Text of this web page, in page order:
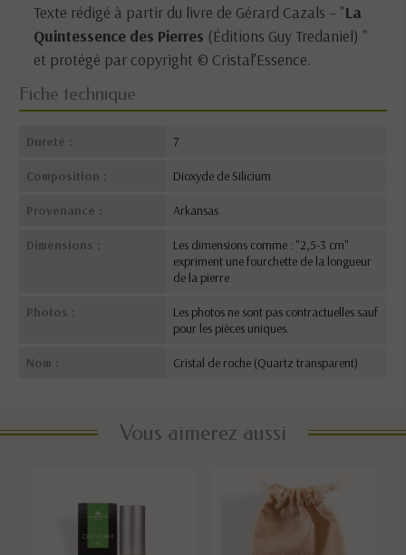
Texte rédigé à partir du livre de Gérard Cazals – "La
Quintessence des Pierres (Éditions Guy Tredaniel) "
et protégé par copyright © Cristal’Essence.
Fiche technique
Dureté : 7
Composition : Dioxyde de Silicium
Provenance : Arkansas
Dimensions :
Les dimensions comme : "2,5-3 cm"
expriment une fourchette de la longueur
de la pierre
Photos :
Les photos ne sont pas contractuelles sauf
pour les pièces uniques.
Nom : Cristal de roche (Quartz transparent)
Vous aimerez aussi